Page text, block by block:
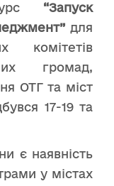
“Запуск
для
комітетів
громад,
ОТГ та міст
17-19 та
є наявність
у містах